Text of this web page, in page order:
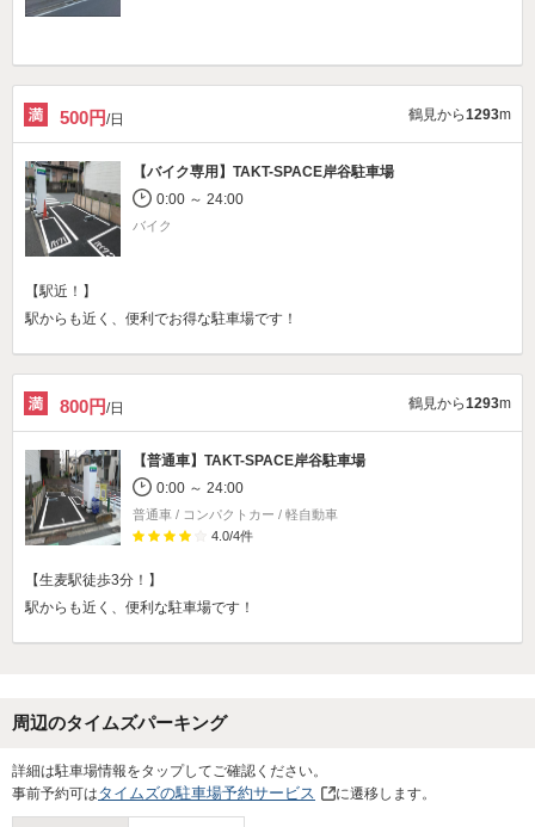
500円/日 鶴見から1293m
【バイク専用】 TAKT-SPACE岸谷駐車場
0:00 ～ 24:00
バイク
【駅近！】
駅からも近く、便利でお得な駐車場です！
800円/日 鶴見から1293m
【普通車】 TAKT-SPACE岸谷駐車場
0:00 ～ 24:00
普通車 / コンパクトカー / 軽自動車
4.0/4件
【生麦駅徒歩3分！】
駅からも近く、便利な駐車場です！
周辺のタイムズパーキング
詳細は駐車場情報をタップしてご確認ください。
事前予約可はタイムズの駐車場予約サービス に遷移します。